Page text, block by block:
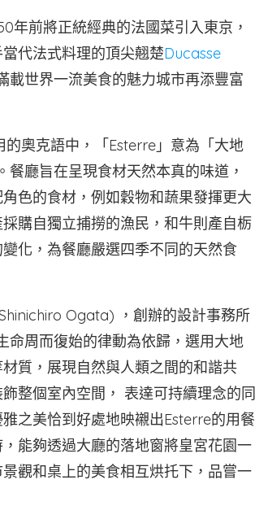
年前將正統經典的法國菜引入東京，
代法式料理的頂尖翹楚Ducasse
載世界一流美食的魅力城市再添豐富
奧克語中，「Esterre」意為「大地
廳旨在呈現食材天然本真的味道，
色的食材，例如穀物和蔬果發揮更大
購自獨立捕撈的漁民，和牛則產自栃
化，為餐廳嚴選四季不同的天然食
Ogata) ，創辦的設計事務所
命周而復始的律動為依歸，選用大地
質，展現自然與人類之間的和諧共
整個室內空間， 表達可持續理念的同
之美恰到好處地映襯出Esterre的用餐
能夠透過大廳的落地窗將皇宮花園一
觀和桌上的美食相互烘托下，品嘗一